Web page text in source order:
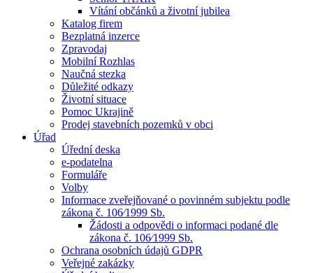
Vítání občánků a životní jubilea
Katalog firem
Bezplatná inzerce
Zpravodaj
Mobilní Rozhlas
Naučná stezka
Důležité odkazy
Životní situace
Pomoc Ukrajině
Prodej stavebních pozemků v obci
Úřad
Úřední deska
e-podatelna
Formuláře
Volby
Informace zveřejňované o povinném subjektu podle
zákona č. 106⁄1999 Sb.
Žádosti a odpovědi o informaci podané dle
zákona č. 106⁄1999 Sb.
Ochrana osobních údajů GDPR
Veřejné zakázky